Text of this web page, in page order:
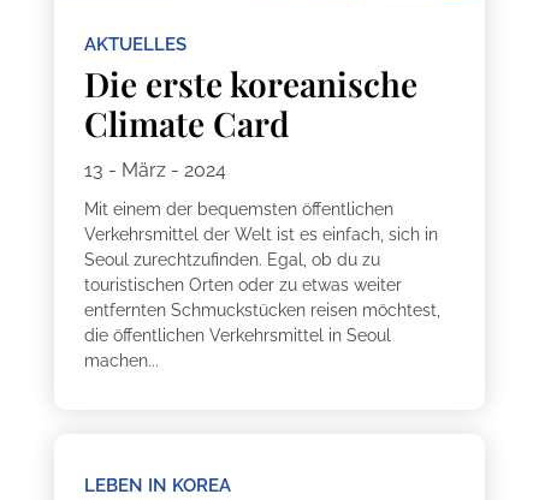
AKTUELLES
Die erste koreanische
Climate Card
13 - März - 2024
Mit einem der bequemsten öffentlichen
Verkehrsmittel der Welt ist es einfach, sich in
Seoul zurechtzufinden. Egal, ob du zu
touristischen Orten oder zu etwas weiter
entfernten Schmuckstücken reisen möchtest,
die öffentlichen Verkehrsmittel in Seoul
machen...
LEBEN IN KOREA